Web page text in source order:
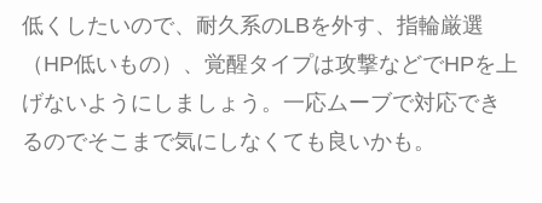
低くしたいので、耐久系のLBを外す、指輪厳選
（HP低いもの）、覚醒タイプは攻撃などでHPを上
げないようにしましょう。一応ムーブで対応でき
るのでそこまで気にしなくても良いかも。